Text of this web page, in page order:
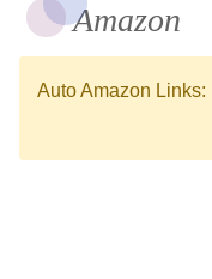
Amazon
Auto Amazon Links: